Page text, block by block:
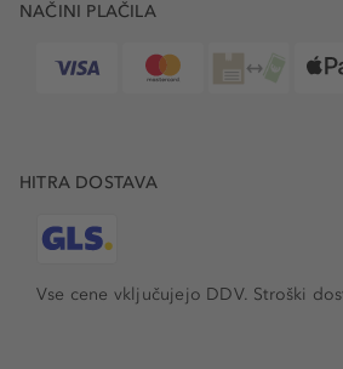
NAČINI PLAČILA
HITRA DOSTAVA
Vse cene vključujejo DDV. Stroški